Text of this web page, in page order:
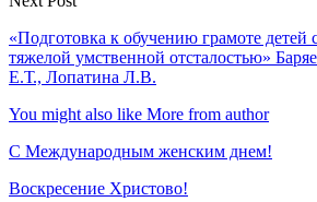
«Подготовка к обучению грамоте детей
тяжелой умственной отсталостью»
Е.Т., Лопатина Л.В.
You might also like More from author
С Международным женским днем!
Воскресение Xристово!